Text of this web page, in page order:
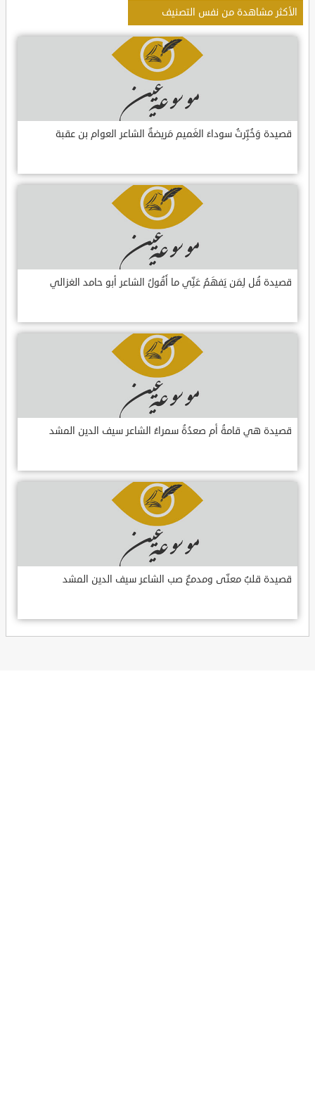
الأكثر مشاهدة من نفس التصنيف
قصيدة وَخُبِّرتُ سوداءَ الغَميم مَريضةٌ الشاعر العوام بن عقبة
قصيدة قُل لِمَن يَفهَمُ عَنِّي ما أَقُولُ الشاعر أبو حامد الغزالي
قصيدة هي قامةُ أم صعدُةُ سمراءُ الشاعر سيف الدين المشد
قصيدة قلبٌ معنّى ومدمعٌ صب الشاعر سيف الدين المشد